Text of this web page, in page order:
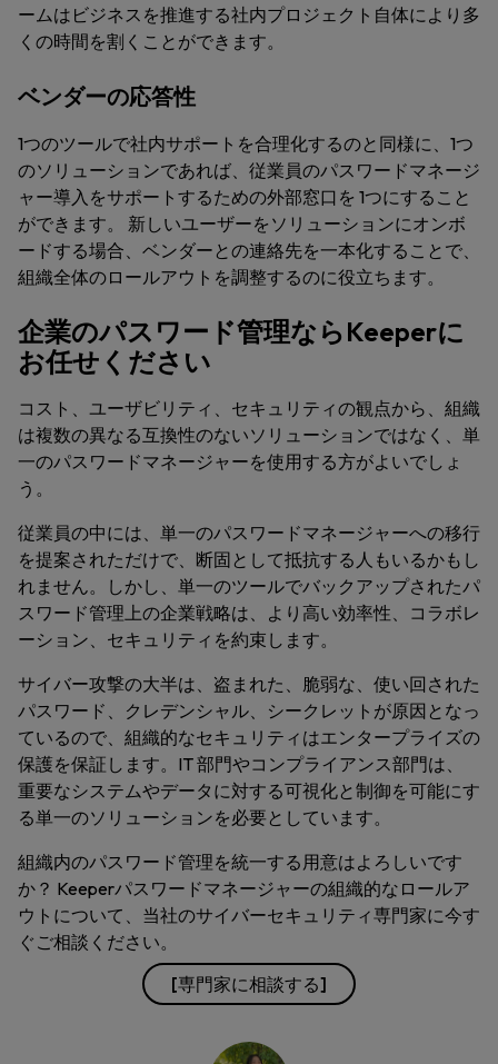
ームはビジネスを推進する社内プロジェクト自体により多
くの時間を割くことができます。
ベンダーの応答性
1つのツールで社内サポートを合理化するのと同様に、1つ
のソリューションであれば、従業員のパスワードマネージ
ャー導入をサポートするための外部窓口を 1つにすること
ができます。 新しいユーザーをソリューションにオンボ
ードする場合、ベンダーとの連絡先を一本化することで、
組織全体のロールアウトを調整するのに役立ちます。
企業のパスワード管理ならKeeperに
お任せください
コスト、ユーザビリティ、セキュリティの観点から、組織
は複数の異なる互換性のないソリューションではなく、単
一のパスワードマネージャーを使用する方がよいでしょ
う。
従業員の中には、単一のパスワードマネージャーへの移行
を提案されただけで、断固として抵抗する人もいるかもし
れません。しかし、単一のツールでバックアップされたパ
スワード管理上の企業戦略は、より高い効率性、コラボレ
ーション、セキュリティを約束します。
サイバー攻撃の大半は、盗まれた、脆弱な、使い回された
パスワード、クレデンシャル、シークレットが原因となっ
ているので、組織的なセキュリティはエンタープライズの
保護を保証します。IT 部門やコンプライアンス部門は、
重要なシステムやデータに対する可視化と制御を可能にす
る単一のソリューションを必要としています。
組織内のパスワード管理を統一する用意はよろしいです
か？ Keeperパスワードマネージャーの組織的なロールア
ウトについて、当社のサイバーセキュリティ専門家に今す
ぐご相談ください。
[専門家に相談する]